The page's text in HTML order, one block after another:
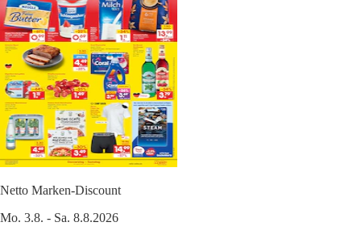
Netto Marken-Discount
Mo. 3.8. - Sa. 8.8.2026